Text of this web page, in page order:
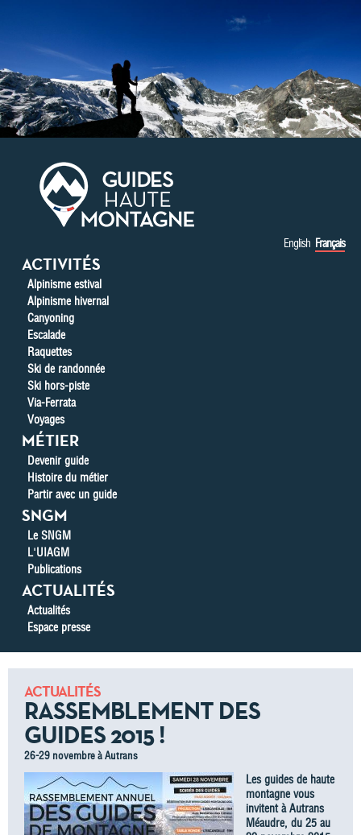
English Français
ACTIVITÉS
Alpinisme estival
Alpinisme hivernal
Canyoning
Escalade
Raquettes
Ski de randonnée
Ski hors-piste
Via-Ferrata
Voyages
MÉTIER
Devenir guide
Histoire du métier
Partir avec un guide
SNGM
Le SNGM
L'UIAGM
Publications
ACTUALITÉS
Actualités
Espace presse
ACTUALITÉS
RASSEMBLEMENT DES
GUIDES 2015 !
26-29 novembre à Autrans
Les guides de haute
montagne vous
invitent à Autrans
Méaudre, du 25 au